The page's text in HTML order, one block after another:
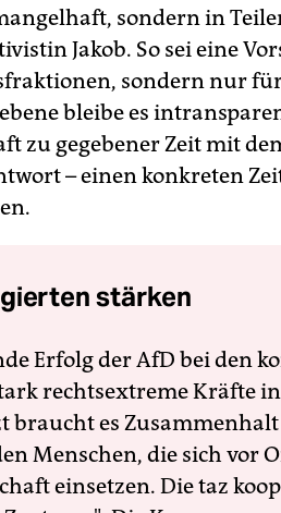
sondern in
Jakob. So sei eine
sondern nur
bleibe es
zu gegebener Zeit mit
– einen konkreten
stärken
Erfolg der AfD bei den
rechtsextreme Kräfte
braucht es
Menschen, die sich vor
einsetzen. Die taz